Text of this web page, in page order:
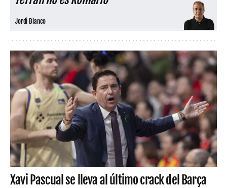
Jordi Blanco
Xavi Pascual se lleva al último crack del Barça